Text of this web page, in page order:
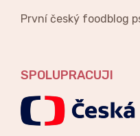
První český foodblog
SPOLUPRACUJI